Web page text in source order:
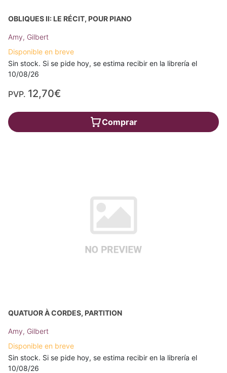
OBLIQUES II: LE RÉCIT, POUR PIANO
Amy, Gilbert
Disponible en breve
Sin stock. Si se pide hoy, se estima recibir en la librería el
10/08/26
PVP. 12,70€
Comprar
QUATUOR À CORDES, PARTITION
Amy, Gilbert
Disponible en breve
Sin stock. Si se pide hoy, se estima recibir en la librería el
10/08/26